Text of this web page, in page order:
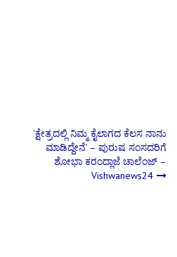
‘ಕ್ಷೇತ್ರದಲ್ಲಿ ನಿಮ್ಮ ಕೈಲಾಗದ ಕೆಲಸ ನಾನು
ಮಾಡಿದ್ದೇನೆ’ – ಪುರುಷ ಸಂಸದರಿಗೆ
ಶೋಭಾ ಕರಂದ್ಲಾಜೆ ಚಾಲೆಂಜ್ –
Vishwanews24